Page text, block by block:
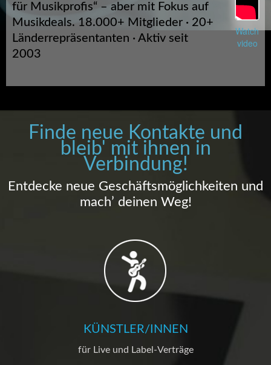
für Musikprofis“ – aber mit Fokus auf
Musikdeals. 18.000+ Mitglieder · 20+
Länderrepräsentanten · Aktiv seit
2003
Watch
video
Finde neue Kontakte und
bleib' mit ihnen in
Verbindung!
Entdecke neue Geschäftsmöglichkeiten und
mach’ deinen Weg!
KÜNSTLER/INNEN
für Live und Label-Verträge